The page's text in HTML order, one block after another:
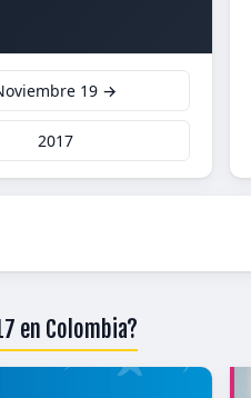
19 →
2017
en Colombia?